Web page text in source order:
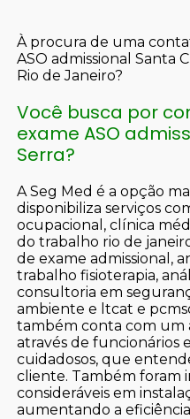
À procura de uma
ASO admissional Santa
Rio de Janeiro?
Você busca por
exame ASO
Serra?
A Seg Med é a opção
disponibiliza serviços
ocupacional, clínica
do trabalho rio de
de exame admissional,
trabalho fisioterapia,
consultoria em
ambiente e ltcat e
também conta com
através de funcionários
cuidadosos, que
cliente. Também foram
consideráveis em
aumentando a